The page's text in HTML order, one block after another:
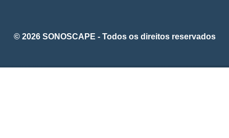
© 2026 SONOSCAPE - Todos os direitos reservados